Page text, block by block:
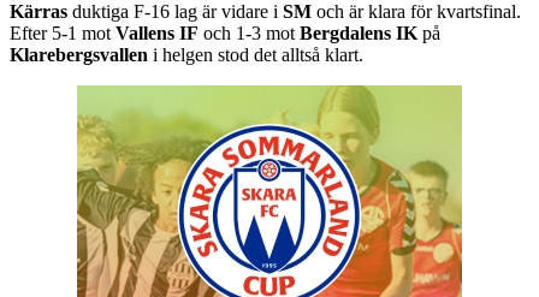
Kärras duktiga F-16 lag är vidare i SM och är klara för kvartsfinal.
Efter 5-1 mot Vallens IF och 1-3 mot Bergdalens IK på
Klarebergsvallen i helgen stod det alltså klart.